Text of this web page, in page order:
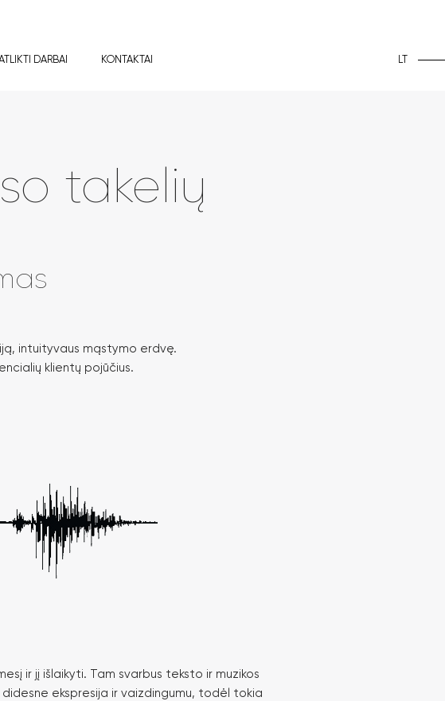
DARBAI KONTAKTAI LT
takelių
intuityvaus mąstymo erdvę.
klientų pojūčius.
ir jį išlaikyti. Tam svarbus teksto ir muzikos
ekspresija ir vaizdingumu, todėl tokia